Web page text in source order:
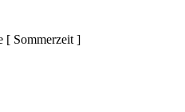
[ Sommerzeit ]